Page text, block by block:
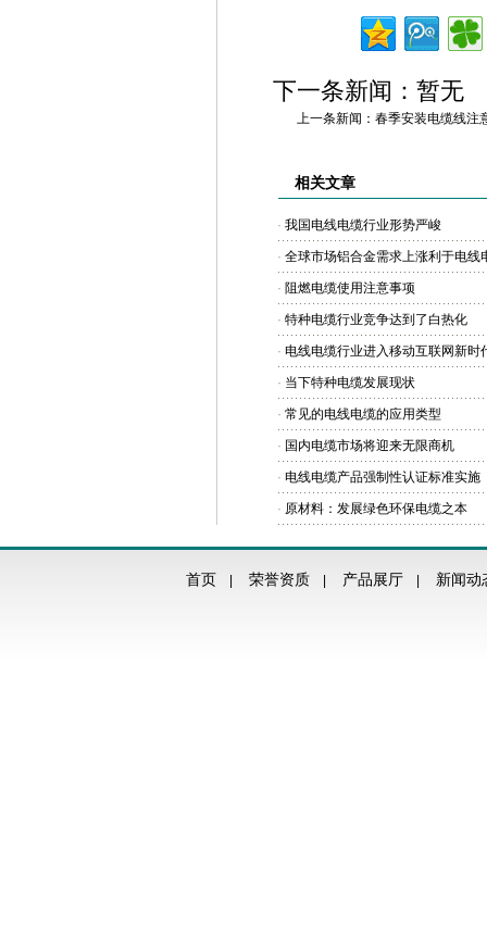
下一条新闻：暂无
上一条新闻：春季安装电缆线注
相关文章
· 我国电线电缆行业形势严峻
· 全球市场铝合金需求上涨利于电线
· 阻燃电缆使用注意事项
· 特种电缆行业竞争达到了白热化
· 电线电缆行业进入移动互联网新时
· 当下特种电缆发展现状
· 常见的电线电缆的应用类型
· 国内电缆市场将迎来无限商机
· 电线电缆产品强制性认证标准实施
· 原材料：发展绿色环保电缆之本
首页 |荣誉资质 产品展厅 新闻动